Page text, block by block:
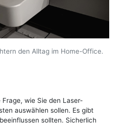
den Alltag im Home-Office.
wie Sie den Laser-
auswählen sollen. Es gibt
sollten. Sicherlich